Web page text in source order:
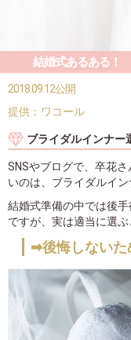
結婚式あるある！
2018.09.12公開
提供：ワコール
ブライダルインナー
SNSやブログで、卒花
いのは、ブライダルイン
結婚式準備の中では後
ですが、実は適当に選ぶ
➡後悔しないた